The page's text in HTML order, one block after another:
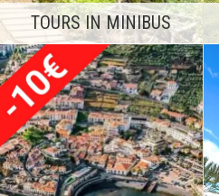
TOURS IN MINIBUS